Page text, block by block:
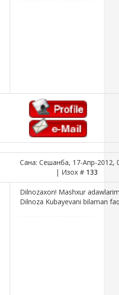
Сана: Сешанба, 17-Апр-2012,
| Изох # 133
Dilnozaxon! Mashxur
Dilnoza Kubayevani bilaman